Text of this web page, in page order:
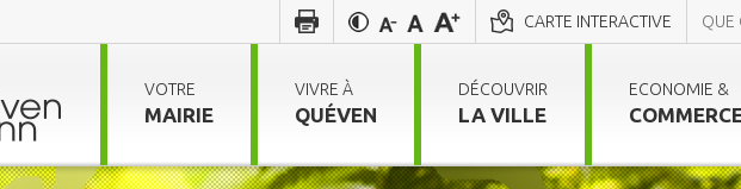
CARTE INTERACTIVE
VOTRE
MAIRIE
VIVRE À
QUÉVEN
DÉCOUVRIR
LA VILLE
ECONOMIE &